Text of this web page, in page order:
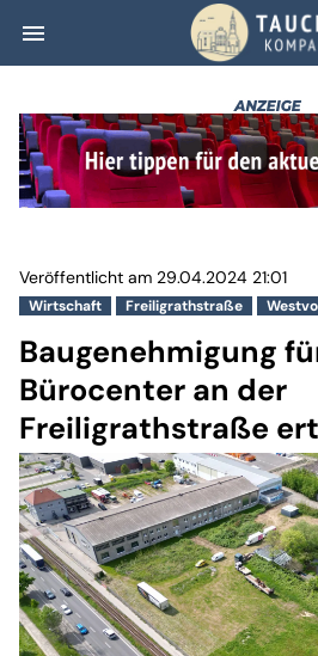
menu
Wirtschaft Freiligrathstraße
Veröffentlicht am 29.04.2024 21:01
Baugenehmigung
Bürocenter an der
Freiligrathstraße